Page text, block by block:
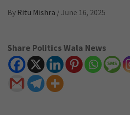
By Ritu Mishra / June 16, 2025
Share Politics Wala News